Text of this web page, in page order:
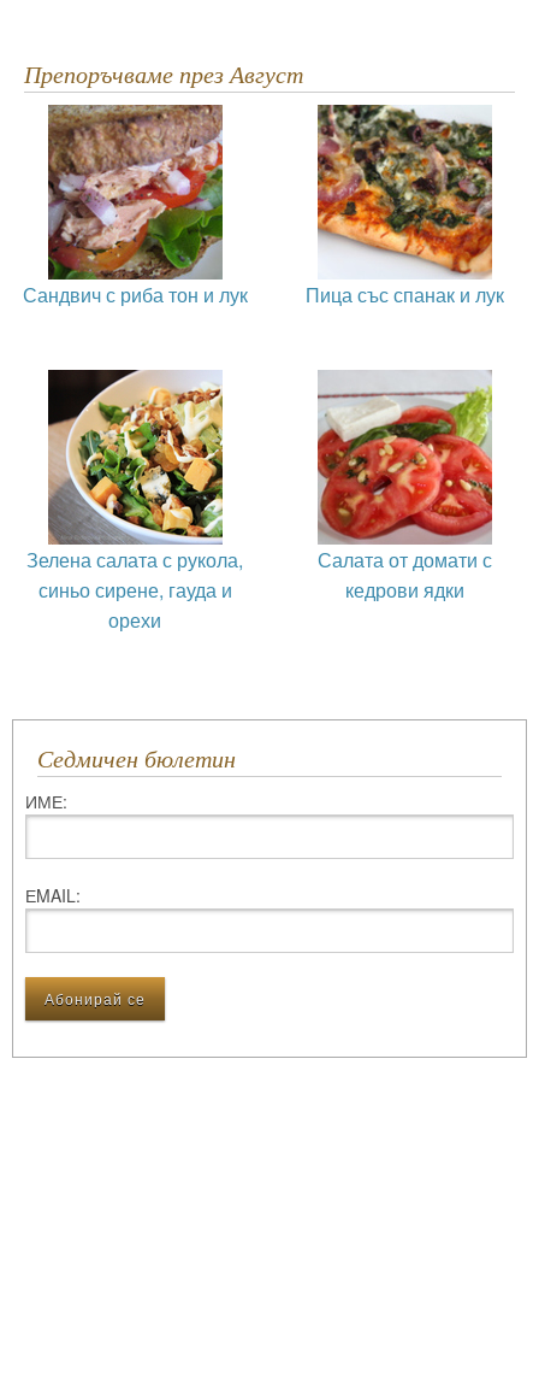
Препоръчваме през Август
Сандвич с риба тон и лук Пица със спанак и лук
Зелена салата с рукола,
синьо сирене, гауда и
орехи
Салата от домати с
кедрови ядки
Седмичен бюлетин
ИМЕ:
ЕMAIL: